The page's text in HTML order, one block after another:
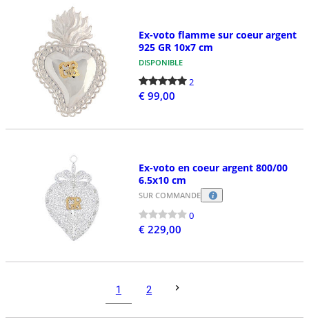
Ex-voto flamme sur coeur argent
925 GR 10x7 cm
DISPONIBLE
2
€ 99,00
Ex-voto en coeur argent 800/00
6.5x10 cm
SUR COMMANDE
0
€ 229,00
1 2